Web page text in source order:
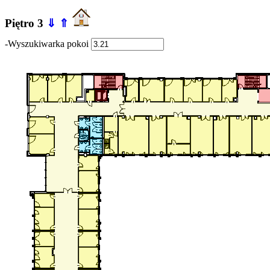
Piętro 3 ⇓ ⇑
-Wyszukiwarka pokoi